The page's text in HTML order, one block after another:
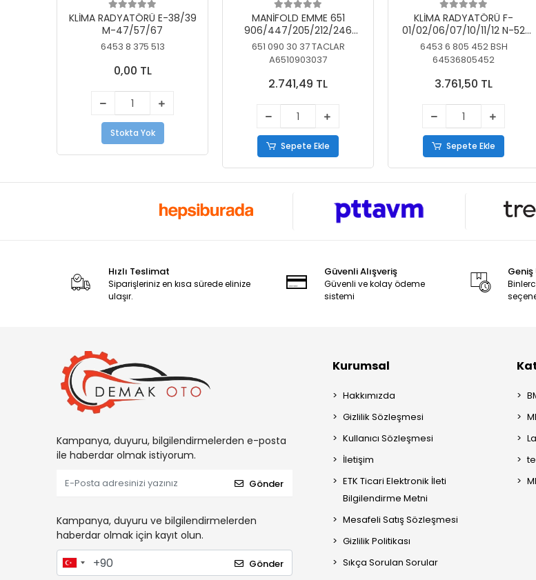
KLİMA RADYATÖRÜ E-38/39
M-47/57/67
6453 8 375 513
0,00 TL
Stokta Yok
MANİFOLD EMME 651
906/447/205/212/246
KELEBEKSİZ
651 090 30 37 TACLAR
A6510903037
2.741,49 TL
Sepete Ekle
KLİMA RADYATÖRÜ F-
01/02/06/07/10/11/12 N-52
N/N-53/57/63
6453 6 805 452 BSH
64536805452
3.761,50 TL
Sepete Ekle
Hızlı Teslimat
Siparişleriniz en kısa sürede elinize
ulaşır.
Güvenli Alışveriş
Güvenli ve kolay ödeme
sistemi
Kampanya, duyuru, bilgilendirmelerden e-posta
ile haberdar olmak istiyorum.
Gönder
Kampanya, duyuru ve bilgilendirmelerden
haberdar olmak için kayıt olun.
Gönder
Kurumsal
Hakkımızda
Gizlilik Sözleşmesi
Kullanıcı Sözleşmesi
İletişim
ETK Ticari Elektronik İleti
Bilgilendirme Metni
Mesafeli Satış Sözleşmesi
Gizlilik Politikası
Sıkça Sorulan Sorular